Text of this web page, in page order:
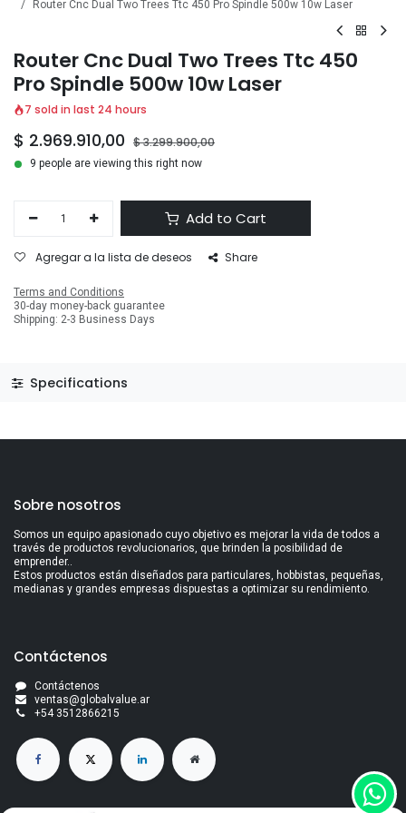
Router Cnc Dual Two Trees Ttc 450 Pro Spindle 500w 10w Laser
Router Cnc Dual Two Trees Ttc 450
Pro Spindle 500w 10w Laser
7 sold in last 24 hours
$ 2.969.910,00 $3.299.900,00
9 people are viewing this right now
Add to Cart
Agregar a la lista de deseos Share
Terms and Conditions
30-day money-back guarantee
Shipping: 2-3 Business Days
Specifications
Sobre nosotros
Somos un equipo apasionado cuyo objetivo es mejorar la vida de todos a
través de productos revolucionarios, que brinden la posibilidad de
emprender..
Estos productos están diseñados para particulares, hobbistas, pequeñas,
medianas y grandes empresas dispuestas a optimizar su rendimiento.
Contáctenos
Contáctenos
ventas@globalvalue.ar
+54 3512866215